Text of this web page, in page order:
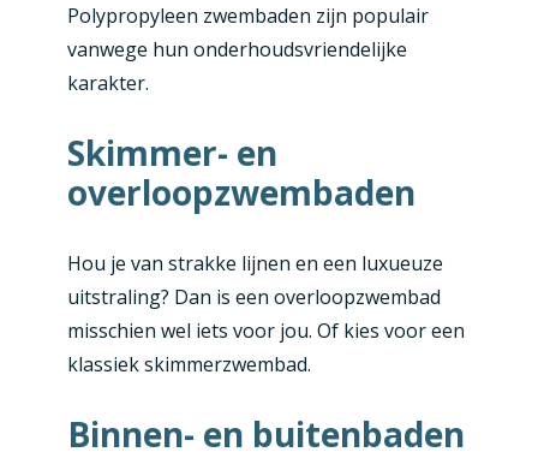
Polypropyleen zwembaden zijn populair
vanwege hun onderhoudsvriendelijke
karakter.
Skimmer- en
overloopzwembaden
Hou je van strakke lijnen en een luxueuze
uitstraling? Dan is een overloopzwembad
misschien wel iets voor jou. Of kies voor een
klassiek skimmerzwembad.
Binnen- en buitenbaden